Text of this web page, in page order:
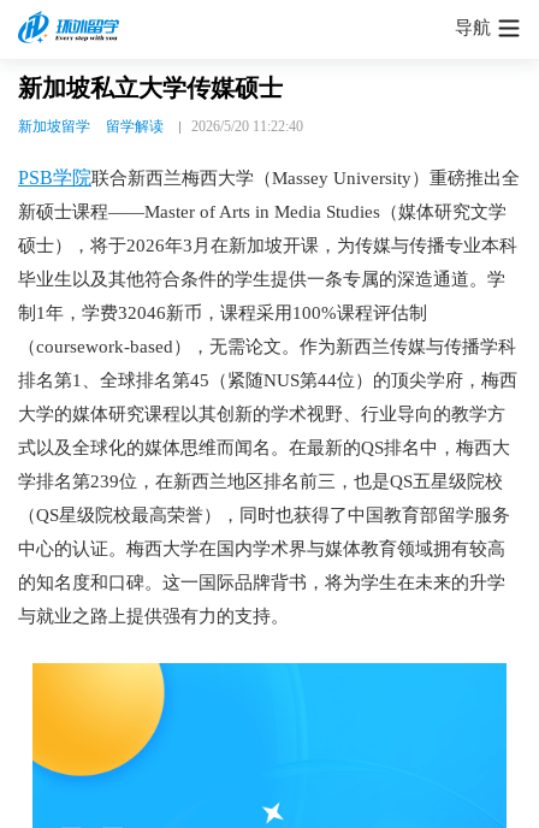
导航
新加坡私立大学传媒硕士
新加坡留学 留学解读 2026/5/20 11:22:40
PSB学院联合新西兰梅西大学（Massey University）重磅推出全
新硕士课程——Master of Arts in Media Studies（媒体研究文学
硕士），将于2026年3月在新加坡开课，为传媒与传播专业本科
毕业生以及其他符合条件的学生提供一条专属的深造通道。学
制1年，学费32046新币，课程采用100%课程评估制
（coursework-based），无需论文。作为新西兰传媒与传播学科
排名第1、全球排名第45（紧随NUS第44位）的顶尖学府，梅西
大学的媒体研究课程以其创新的学术视野、行业导向的教学方
式以及全球化的媒体思维而闻名。在最新的QS排名中，梅西大
学排名第239位，在新西兰地区排名前三，也是QS五星级院校
（QS星级院校最高荣誉），同时也获得了中国教育部留学服务
中心的认证。梅西大学在国内学术界与媒体教育领域拥有较高
的知名度和口碑。这一国际品牌背书，将为学生在未来的升学
与就业之路上提供强有力的支持。